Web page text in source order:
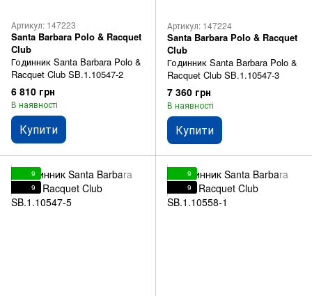
Артикул: 147223
Santa Barbara Polo & Racquet
Club
Годинник Santa Barbara Polo &
Racquet Club SB.1.10547-2
6 810 грн
В наявності
Купити
Артикул: 147224
Santa Barbara Polo & Racquet
Club
Годинник Santa Barbara Polo &
Racquet Club SB.1.10547-3
7 360 грн
В наявності
Купити
9
9
9
9